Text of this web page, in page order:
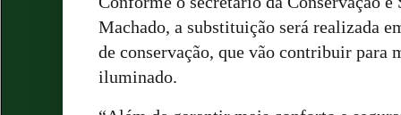
Machado, a substituição será realizada
de conservação, que vão contribuir para
iluminado.